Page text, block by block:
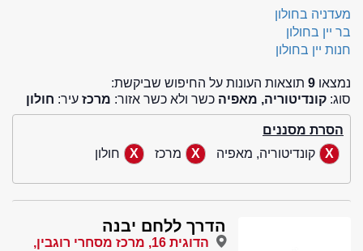
מעדניה בחולון
בר יין בחולון
חנות יין בחולון
נמצאו 9 תוצאות העונות על החיפוש שביקשת:
סוג: קונדיטוריה, מאפיה כשר ולא כשר אזור: מרכז עיר: חולון
הסרת מסננים
קונדיטוריה, מאפיה
מרכז חולון
הדרך ללחם יבנה
הדוגית 16, מרכז מסחרי רוגבין,